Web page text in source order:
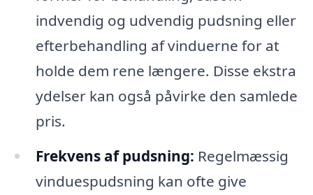
indvendig og udvendig pudsning eller
efterbehandling af vinduerne for at
holde dem rene længere. Disse ekstra
ydelser kan også påvirke den samlede
pris.
Frekvens af pudsning: Regelmæssig
vinduespudsning kan ofte give